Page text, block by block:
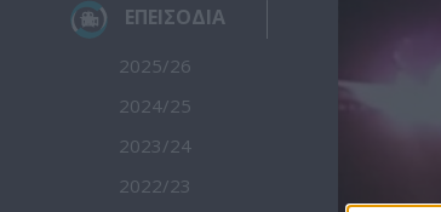
ΕΠΕΙΣΟΔΙΑ
2025/26
2024/25
2023/24
2022/23